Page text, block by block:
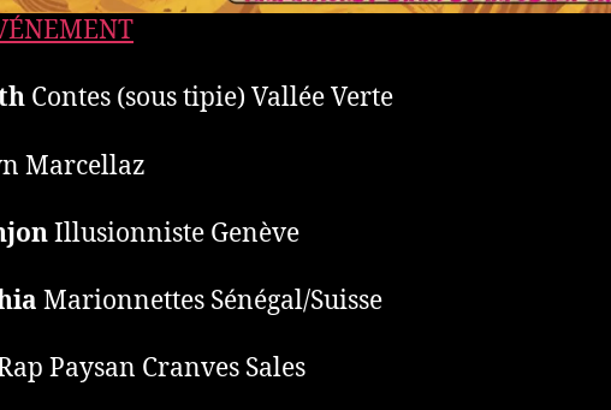
Contes (sous tipie) Vallée Verte
Marcellaz
Illusionniste Genève
Marionnettes Sénégal/Suisse
Paysan Cranves Sales